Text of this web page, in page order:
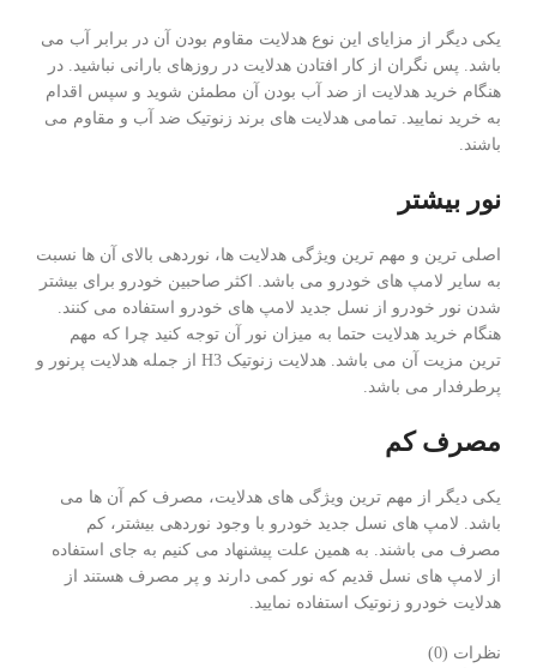
یکی دیگر از مزایای این نوع هدلایت مقاوم بودن آن در برابر آب می
باشد. پس نگران از کار افتادن هدلایت در روزهای بارانی نباشید. در
هنگام خرید هدلایت از ضد آب بودن آن مطمئن شوید و سپس اقدام
به خرید نمایید. تمامی هدلایت های برند زنوتیک ضد آب و مقاوم می
باشند.
نور بیشتر
اصلی ترین و مهم ترین ویژگی هدلایت ها، نوردهی بالای آن ها نسبت
به سایر لامپ های خودرو می باشد. اکثر صاحبین خودرو برای بیشتر
شدن نور خودرو از نسل جدید لامپ های خودرو استفاده می کنند.
هنگام خرید هدلایت حتما به میزان نور آن توجه کنید چرا که مهم
ترین مزیت آن می باشد. هدلایت زنوتیک H3 از جمله هدلایت پرنور و
پرطرفدار می باشد.
مصرف کم
یکی دیگر از مهم ترین ویژگی های هدلایت، مصرف کم آن ها می
باشد. لامپ های نسل جدید خودرو با وجود نوردهی بیشتر، کم
مصرف می باشند. به همین علت پیشنهاد می کنیم به جای استفاده
از لامپ های نسل قدیم که نور کمی دارند و پر مصرف هستند از
هدلایت خودرو زنوتیک استفاده نمایید.
نظرات (0)